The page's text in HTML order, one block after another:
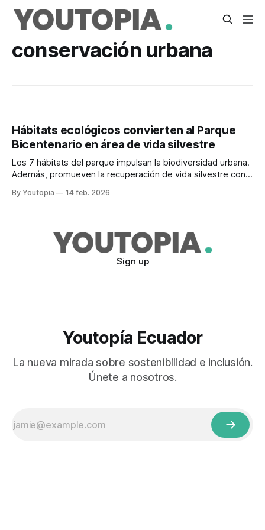
conservación urbana
Hábitats ecológicos convierten al Parque
Bicentenario en área de vida silvestre
Los 7 hábitats del parque impulsan la biodiversidad urbana.
Además, promueven la recuperación de vida silvestre con
By Youtopia 14 feb. 2026
Sign up
Youtopía Ecuador
La nueva mirada sobre sostenibilidad e inclusión.
Únete a nosotros.